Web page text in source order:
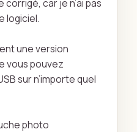
car je n’ai pas
logiciel.
une version
vous pouvez
sur n’importe quel
photo